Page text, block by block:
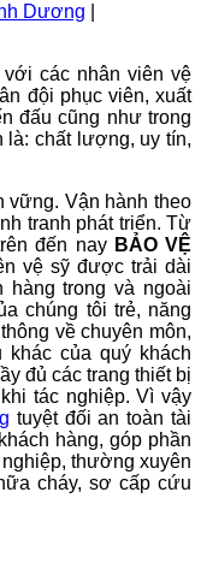
Dương
các nhân viên vệ
đội phục viên, xuất
đấu cũng như trong
là: chất lượng, uy tín,
vững. Vận hành theo
tranh phát triển. Từ
đến nay BẢO VỆ
vệ sỹ được trải dài
trong và ngoài
chúng tôi trẻ, năng
về chuyên môn,
của quý khách
đủ các trang thiết bị
tác nghiệp. Vì vậy
tuyệt đối an toàn tài
hàng, góp phần
thường xuyên
cháy, sơ cấp cứu